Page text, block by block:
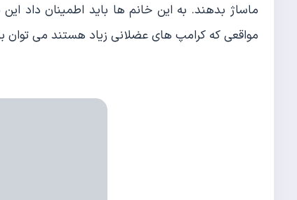
ماساژ بدهند. به این خانم ها باید اطمینان داد
مواقعی که کرامپ های عضلانی زیاد هستند می توان